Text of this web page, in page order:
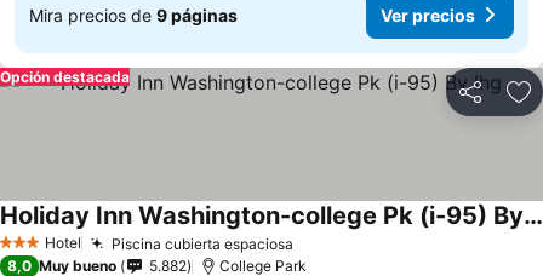
Mira precios de 9 páginas Ver precios
Compartir
Opción destacada
3 Estrellas
Hotel Piscina cubierta espaciosa
Holiday Inn Washington-college Pk (i-95) By Ihg
8,0 Muy bueno 5.882 College Park